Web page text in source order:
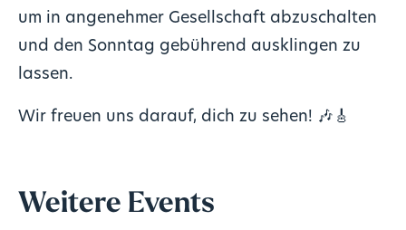
um in angenehmer Gesellschaft abzuschalten
und den Sonntag gebührend ausklingen zu
lassen.
Wir freuen uns darauf, dich zu sehen! 🎶 🎸
Weitere Events